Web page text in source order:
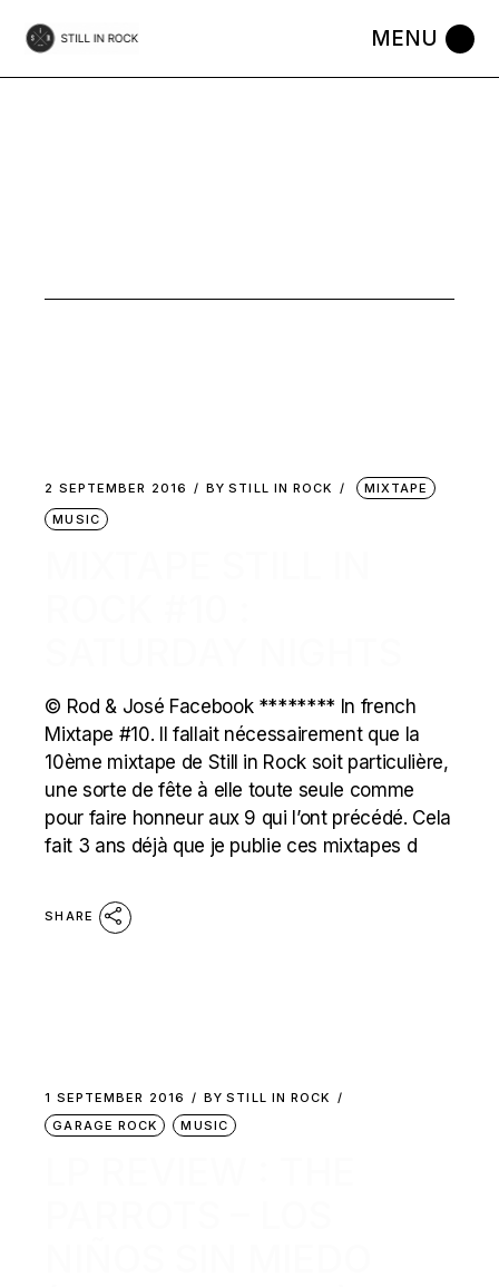
the
2 SEPTEMBER 2016 BY STILL IN ROCK
MIXTAPE
MUSIC
© Rod & José Facebook ******** In french
Mixtape #10. Il fallait nécessairement que la
10ème mixtape de Still in Rock soit particulière,
une sorte de fête à elle toute seule comme
pour faire honneur aux 9 qui l’ont précédé. Cela
fait 3 ans déjà que je publie ces mixtapes d
SHARE
1 SEPTEMBER 2016 BY STILL IN ROCK
GARAGE ROCK
MUSIC